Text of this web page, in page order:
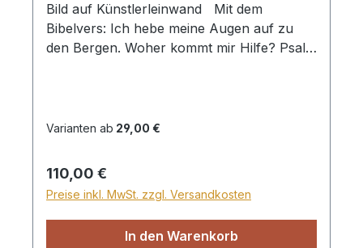
Bild auf Künstlerleinwand Mit dem
Bibelvers: Ich hebe meine Augen auf zu
den Bergen. Woher kommt mir Hilfe? Psalm
Deutschlands ein Zuschlag für Sperrgut in
Versand ins Ausland beträgt der
Sperrgutzuschlag 30€.
Varianten ab 29,00 €
Regulärer Preis:
110,00 €
Preise inkl. MwSt. zzgl. Versandkosten
In den Warenkorb